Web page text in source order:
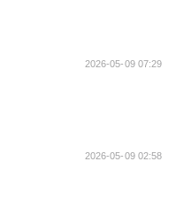
2026-05-09 07:29
2026-05-09 02:58